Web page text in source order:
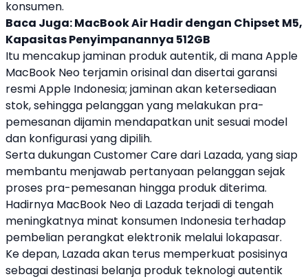
konsumen.
Baca Juga:MacBook Air Hadir dengan Chipset M5,
Kapasitas Penyimpanannya 512GB
Itu mencakup jaminan produk autentik, di manaApple
MacBook Neo terjamin orisinal dan disertai garansi
resmiApple Indonesia; jaminan akan ketersediaan
stok, sehingga pelanggan yang melakukan pra-
pemesanan dijamin mendapatkan unit sesuai model
dan konfigurasi yang dipilih.
Serta dukungan Customer Care dari Lazada, yang siap
membantu menjawab pertanyaan pelanggan sejak
proses pra-pemesanan hingga produk diterima.
Hadirnya MacBook Neodi Lazada terjadi di tengah
meningkatnya minat konsumen Indonesia terhadap
pembelian perangkat elektronik melalui lokapasar.
Ke depan, Lazadaakan terus memperkuat posisinya
sebagai destinasi belanja produk teknologi autentik